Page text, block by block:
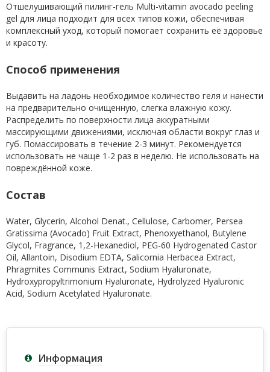
Отшелушивающий пилинг-гель Multi-vitamin avocado peeling
gel для лица подходит для всех типов кожи, обеспечивая
комплексный уход, который помогает сохранить её здоровье
и красоту.
Способ применения
Выдавить на ладонь необходимое количество геля и нанести
на предварительно очищенную, слегка влажную кожу.
Распределить по поверхности лица аккуратными
массирующими движениями, исключая области вокруг глаз и
губ. Помассировать в течение 2-3 минут. Рекомендуется
использовать не чаще 1-2 раз в неделю. Не использовать на
повреждённой коже.
Состав
Water, Glycerin, Alcohol Denat., Cellulose, Carbomer, Persea
Gratissima (Avocado) Fruit Extract, Phenoxyethanol, Butylene
Glycol, Fragrance, 1,2-Hexanediol, PEG-60 Hydrogenated Castor
Oil, Allantoin, Disodium EDTA, Salicornia Herbacea Extract,
Phragmites Communis Extract, Sodium Hyaluronate,
Hydroxypropyltrimonium Hyaluronate, Hydrolyzed Hyaluronic
Acid, Sodium Acetylated Hyaluronate.
Информация